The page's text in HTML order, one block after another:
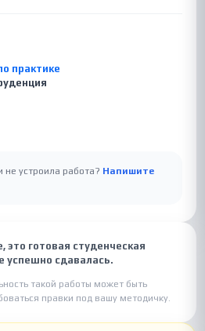
практике
не устроила работа? Напишите
это готовая студенческая
успешно сдавалась.
такой работы может быть
правки под вашу методичку.